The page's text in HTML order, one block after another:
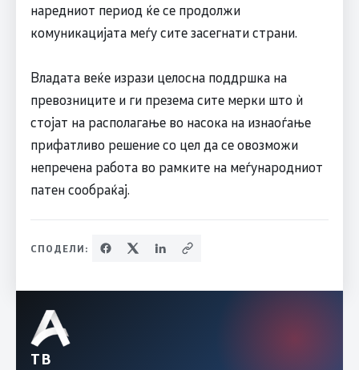
наредниот период ќе се продолжи
комуникацијата меѓу сите засегнати страни.
Владата веќе изрази целосна поддршка на
превозниците и ги презема сите мерки што ѝ
стојат на располагање во насока на изнаоѓање
прифатливо решение со цел да се овозможи
непречена работа во рамките на меѓународниот
патен сообраќај.
СПОДЕЛИ:
ТВ